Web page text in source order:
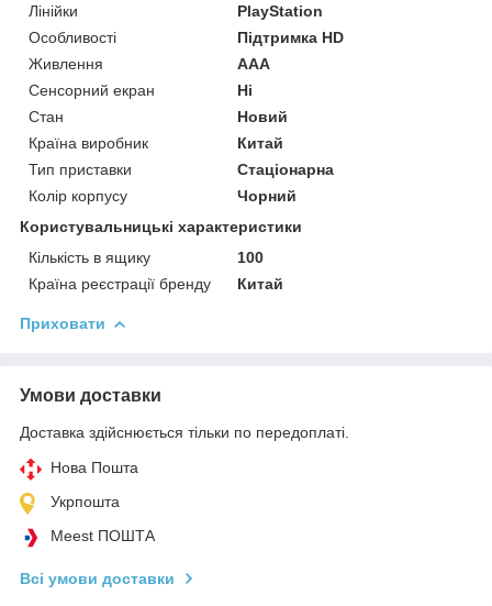
Лінійки
PlayStation
Особливості
Підтримка HD
Живлення
AAA
Сенсорний екран
Ні
Стан
Новий
Країна виробник
Китай
Тип приставки
Стаціонарна
Колір корпусу
Чорний
Користувальницькі характеристики
Кількість в ящику
100
Країна реєстрації бренду
Китай
Приховати
Умови доставки
Доставка здійснюється тільки по передоплаті.
Нова Пошта
Укрпошта
Meest ПОШТА
Всі умови доставки